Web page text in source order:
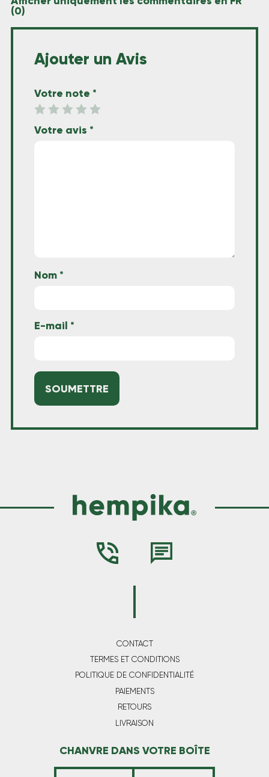
(0)
Ajouter un Avis
Votre note *
Votre avis *
Nom *
E-mail *
CONTACT
TERMES ET CONDITIONS
POLITIQUE DE CONFIDENTIALITÉ
PAIEMENTS
RETOURS
LIVRAISON
CHANVRE DANS VOTRE BOÎTE